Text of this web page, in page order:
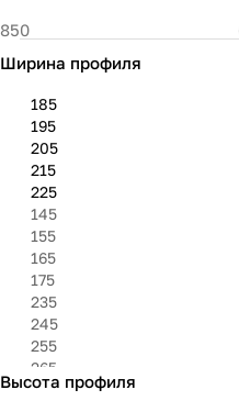
Ширина профиля
185
195
205
215
225
145
155
165
175
235
245
255
265
275
Высота профиля